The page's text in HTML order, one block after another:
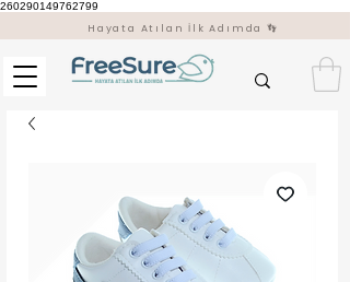
260290149762799
Hayata Atılan İlk Adımda 👣